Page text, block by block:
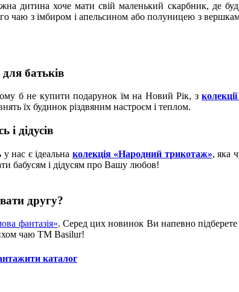
дитина хоче мати свій маленький скарбник, де
чаю з імбиром і апельсином або полуницею з
батьків
б не купити подарунок їм на Новий Рік, з
їх будинок різдвяним настроєм і теплом.
і дідусів
нас є ідеальна колекція «Народний трикотаж», яка
бабусям і дідусям про Вашу любов!
другу?
фантазія». Серед цих новинок Ви напевно
чаю ТМ Basilur!
каталог